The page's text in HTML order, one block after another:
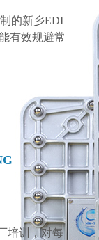
的新乡EDI
有效规避常
培训，对每